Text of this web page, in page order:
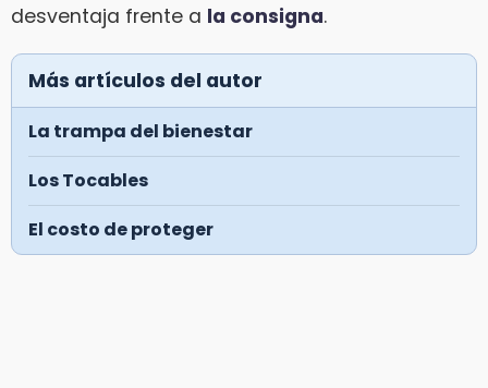
desventaja frente a la consigna.
Más artículos del autor
La trampa del bienestar
Los Tocables
El costo de proteger